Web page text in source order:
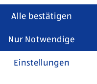
Einstellungen
Nur Notwendige
Alle bestätigen